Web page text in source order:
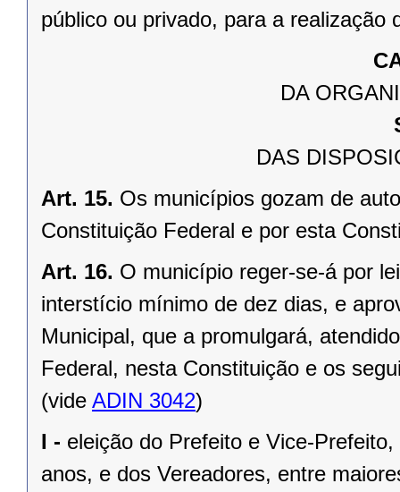
público ou privado, para a realização
DA
DAS
Art. 15. Os municípios gozam de
Constituição Federal e por esta
Art. 16. O município reger-se-á por
interstício mínimo de dez dias, e
Municipal, que a promulgará,
Federal, nesta Constituição e os
(vide ADIN 3042)
I - eleição do Prefeito e Vice-
anos, e dos Vereadores, entre